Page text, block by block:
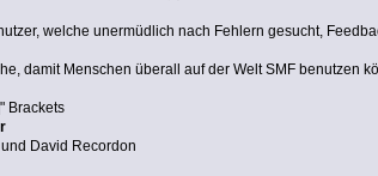
welche unermüdlich nach Fehlern gesucht,
damit Menschen überall auf der Welt SMF benutzen
Brackets
David Recordon